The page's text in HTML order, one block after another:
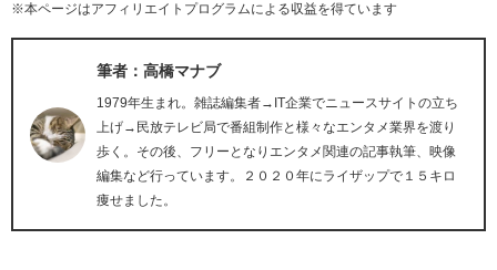
※本ページはアフィリエイトプログラムによる収益を得ています
筆者：高橋マナブ
1979年生まれ。雑誌編集者→IT企業でニュースサイトの立ち
上げ→民放テレビ局で番組制作と様々なエンタメ業界を渡り
歩く。その後、フリーとなりエンタメ関連の記事執筆、映像
編集など行っています。２０２０年にライザップで１５キロ
痩せました。